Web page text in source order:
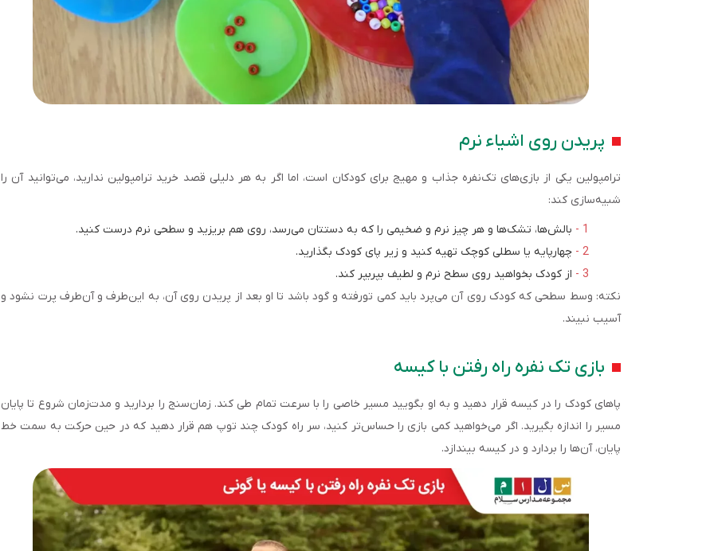
پریدن روی اشیاء نرم
ترامپولین یکی از بازی‌های تک‌نفره جذاب و مهیج برای کودکان است، اما اگر به‌ هر دلیلی قصد خرید ترامپولین ندارید، می‌توانید آن را
شبیه‌سازی کند:
بالش‌ها، تشک‌ها و هر چیز نرم و ضخیمی را که به دستتان می‌رسد، روی هم بریزید و سطحی نرم درست کنید.
چهارپایه یا سطلی کوچک تهیه کنید و زیر پای کودک بگذارید.
از کودک بخواهید روی سطح نرم و لطیف بپربپر کند.
نکته: وسط سطحی که کودک روی آن می‌پرد باید کمی تورفته و گود باشد تا او بعد از پریدن روی آن‌، به این‌طرف و آن‌طرف پرت نشود و
آسیب نبیند.
بازی تک نفره راه رفتن با کیسه
پاهای کودک را در کیسه قرار دهید و به او بگویید مسیر خاصی را با سرعت تمام طی کند. زمان‌سنج را بردارید و مدت‌زمان شروع تا پایان
مسیر را اندازه بگیرید. اگر می‌خواهید کمی بازی را حساس‌تر کنید، سر راه کودک چند توپ هم قرار دهید که در حین حرکت به سمت خط
پایان، آن‌ها را بردارد و در کیسه بیندازد.